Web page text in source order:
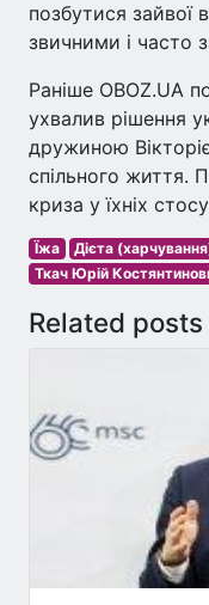
позбутися зайвої
звичними і часто
Раніше OBOZ.UA
ухвалив рішення
дружиною
спільного життя.
криза у їхніх
Їжа Дієта
Ткач Юрій
Related posts